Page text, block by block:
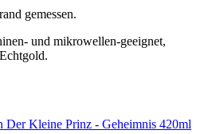
gemessen.
und mikrowellen-geeignet,